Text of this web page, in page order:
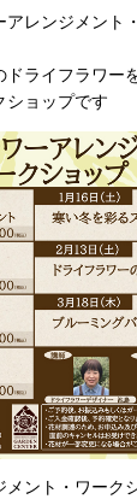
アレンジメント
ライフラワー
ショップです
メント・ワーク